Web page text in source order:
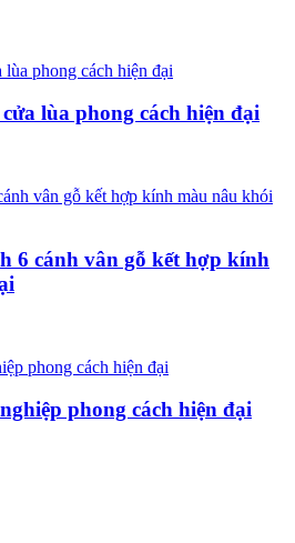
lùa phong cách hiện đại
6 cánh vân gỗ kết hợp kính
phong cách hiện đại